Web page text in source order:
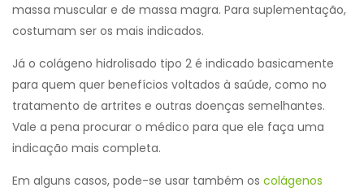
massa muscular e de massa magra. Para suplementação,
costumam ser os mais indicados.
Já o colágeno hidrolisado tipo 2 é indicado basicamente
para quem quer benefícios voltados à saúde, como no
tratamento de artrites e outras doenças semelhantes.
Vale a pena procurar o médico para que ele faça uma
indicação mais completa.
Em alguns casos, pode-se usar também os colágenos